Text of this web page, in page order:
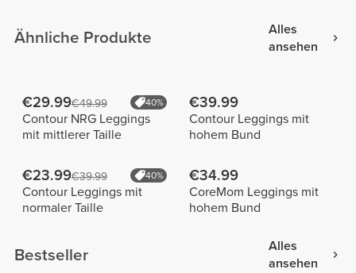
Ähnliche Produkte
Alles
ansehen
€29.99€49.99 40%
Contour NRG Leggings
mit mittlerer Taille
€39.99
Contour Leggings mit
hohem Bund
€23.99€39.99 40%
Contour Leggings mit
normaler Taille
€34.99
CoreMom Leggings mit
hohem Bund
Bestseller
Alles
ansehen